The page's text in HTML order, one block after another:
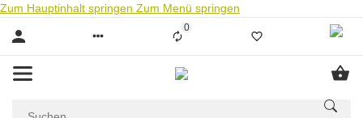
Zum Hauptinhalt springen Zum Menü springen
0Liste ist leer